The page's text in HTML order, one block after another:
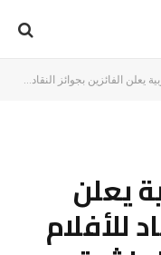
النقاد للأفلام العربية في الدورة العاشرة بمهرجان كان
يعلن
للأفلام